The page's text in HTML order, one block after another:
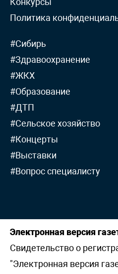
Политика
#Сибирь
#Здравоохранение
#ЖКХ
#Образование
#ДТП
#Сельское хозяйство
#Концерты
#Выставки
#Вопрос специалисту
Электронная версия
Свидетельство о
"Электронная версия